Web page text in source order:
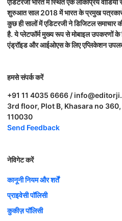
शुरुआत साल 2018 में भारत के प्रमुख
कुछ ही सालों में एडिटरजी ने डिजिटल समाचार
है. ये प्लेटफॉर्म मुख्य रूप से मोबाइल उपकरणों के
एंड्रॉइड और आईओएस के लिए एप्लिकेशन
हमसे संपर्क करें
+91 11 4035 6666 /
3rd floor, Plot B, Khasara no
110030
Send Feedback
नेविगेट करें
कानूनी नियम और शर्तें
प्राइवेसी पॉलिसी
कुकीज़ पॉलिसी